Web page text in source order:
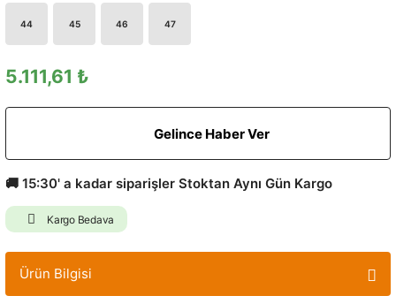
44 45 46 47
5.111,61 ₺
Gelince Haber Ver
🚚 15:30' a kadar siparişler Stoktan Aynı Gün Kargo
Kargo Bedava
Ürün Bilgisi